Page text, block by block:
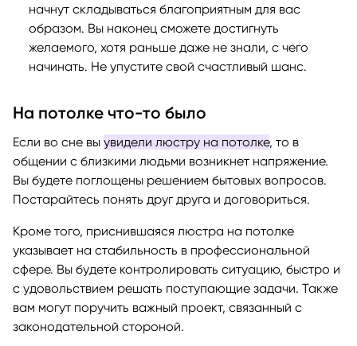
начнут складываться благоприятным для вас
образом. Вы наконец сможете достигнуть
желаемого, хотя раньше даже не знали, с чего
начинать. Не упустите свой счастливый шанс.
На потолке что-то было
Если во сне вы увидели люстру на потолке, то в
общении с близкими людьми возникнет напряжение.
Вы будете поглощены решением бытовых вопросов.
Постарайтесь понять друг друга и договориться.
Кроме того, приснившаяся люстра на потолке
указывает на стабильность в профессиональной
сфере. Вы будете контролировать ситуацию, быстро и
с удовольствием решать поступающие задачи. Также
вам могут поручить важный проект, связанный с
законодательной стороной.